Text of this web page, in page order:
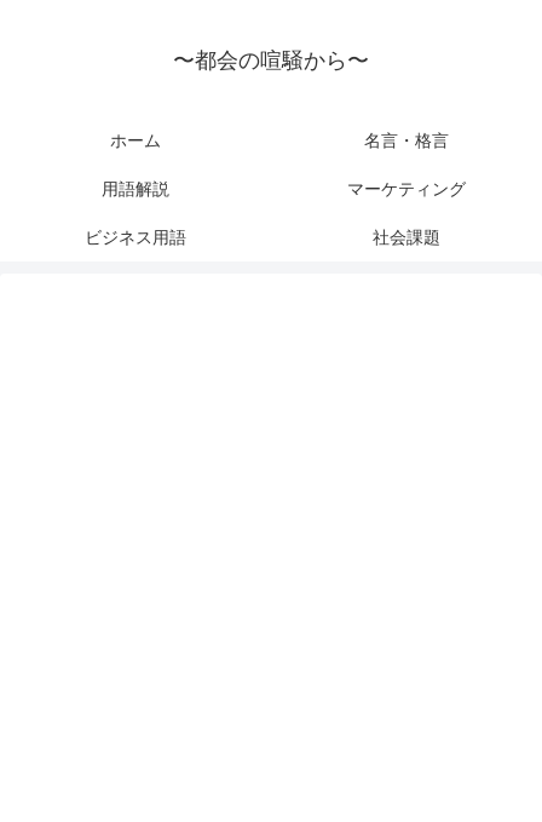
〜都会の喧騒から〜
ホーム 名言・格言
用語解説 マーケティング
ビジネス用語 社会課題